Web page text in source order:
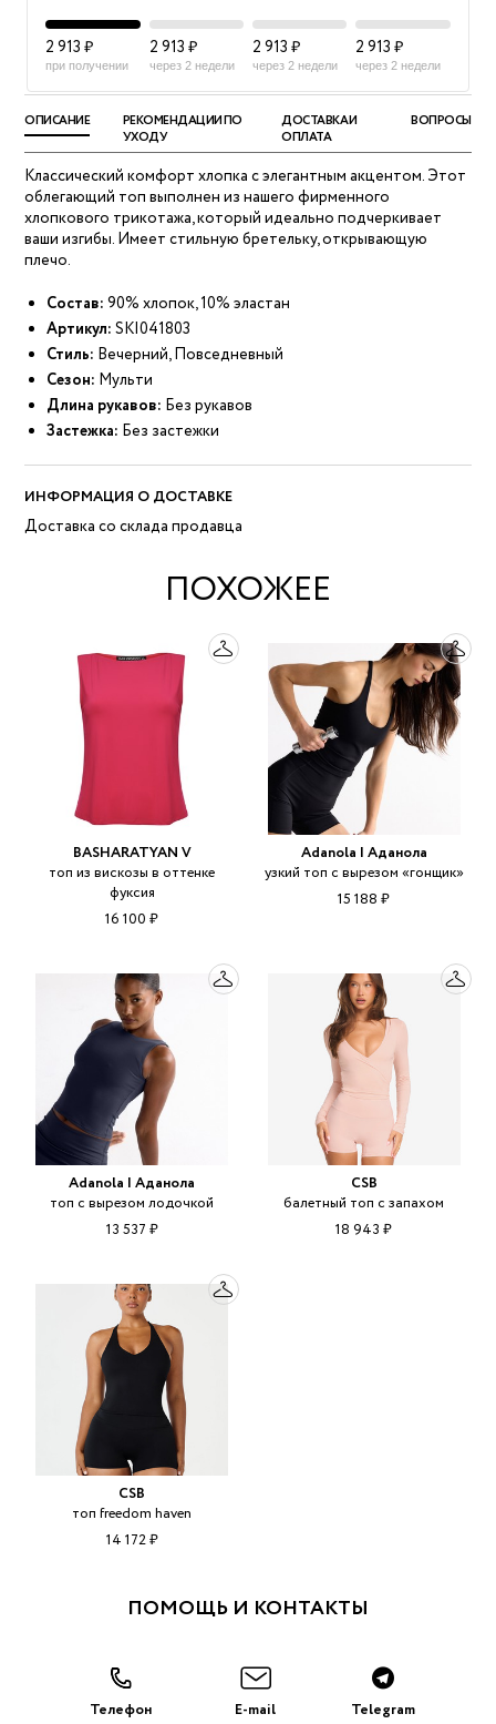
2 913 ₽
при получении
2 913 ₽
через 2 недели
2 913 ₽
через 2 недели
2 913 ₽
через 2 недели
ОПИСАНИЕ
РЕКОМЕНДАЦИИ ПО
УХОДУ
ДОСТАВКА И
ОПЛАТА
ВОПРОСЫ
Классический комфорт хлопка с элегантным акцентом. Этот
облегающий топ выполнен из нашего фирменного
хлопкового трикотажа, который идеально подчеркивает
ваши изгибы. Имеет стильную бретельку, открывающую
плечо.
Состав: 90% хлопок, 10% эластан
Артикул: SKI041803
Стиль: Вечерний, Повседневный
Сезон: Мульти
Длина рукавов: Без рукавов
Застежка: Без застежки
ИНФОРМАЦИЯ О ДОСТАВКЕ
Доставка со склада продавца
ПОХОЖЕЕ
BASHARATYAN V
топ из вискозы в оттенке
фуксия
16 100 ₽
Adanola | Аданола
узкий топ с вырезом «гонщик»
15 188 ₽
Adanola | Аданола
топ с вырезом лодочкой
13 537 ₽
CSB
балетный топ с запахом
18 943 ₽
CSB
топ freedom haven
14 172 ₽
ПОМОЩЬ И КОНТАКТЫ
Телефон E-mail Telegram